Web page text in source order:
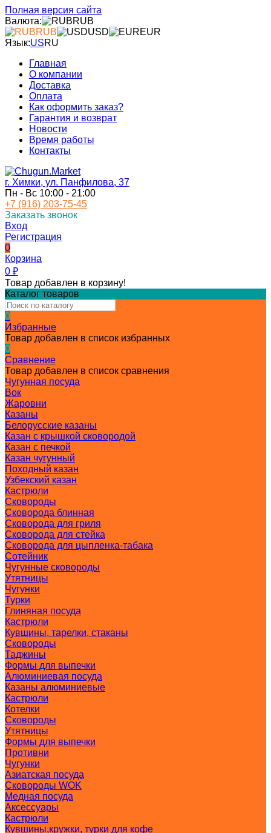
Полная версия сайта
Валюта:
RUB
RUB
USD
EUR
Язык:USRU
Главная
О компании
Доставка
Оплата
Как оформить заказ?
Гарантия и возврат
Новости
Время работы
Контакты
г. Химки, ул. Панфилова, 37
Пн - Вс 10:00 - 21:00
+7 (916) 203-75-45
Заказать звонок
Вход
Регистрация
0
Корзина
0 ₽
Товар добавлен в корзину!
Каталог товаров
0
Избранные
Товар добавлен в список избранных
0
Сравнение
Товар добавлен в список сравнения
Чугунная посуда
Вок
Жаровни
Казаны
Белорусские казаны
Казан с крышкой сковородой
Казан с печкой
Казан чугунный
Походный казан
Узбекский казан
Кастрюли
Сковороды
Сковорода блинная
Сковорода для гриля
Сковорода для стейка
Сковорода для цыпленка-табака
Сотейник
Чугунные сковороды
Утятницы
Чугунки
Турки
Глиняная посуда
Кастрюли
Кувшины, тарелки, стаканы
Сковороды
Таджины
Формы для выпечки
Алюминиевая посуда
Казаны алюминиевые
Кастрюли
Котелки
Сковороды
Утятницы
Формы для выпечки
Противни
Чугунки
Азиатская посуда
Сковороды WOK
Медная посуда
Аксессуары
Кастрюли
Кувшины,кружки, турки для кофе